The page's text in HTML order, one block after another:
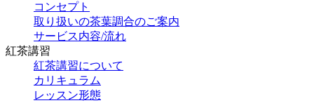
コンセプト
取り扱いの茶葉調合のご案内
サービス内容/流れ
紅茶講習
紅茶講習について
カリキュラム
レッスン形態